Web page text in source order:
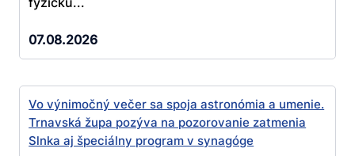
07.08.2026
Vo výnimočný večer sa spoja astronómia a umenie.
Trnavská župa pozýva na pozorovanie zatmenia
Slnka aj špeciálny program v synagóge